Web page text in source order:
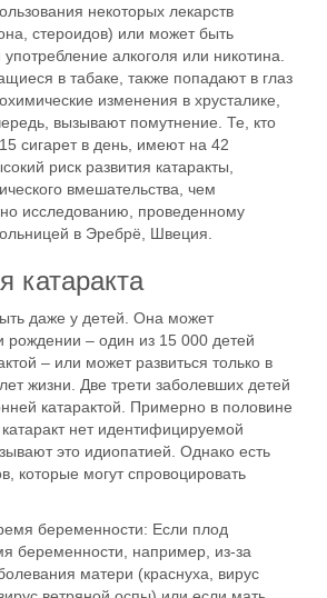
некоторых лекарств
стероидов) или может быть
алкоголя или никотина.
в табаке, также попадают в глаз
изменения в хрусталике,
вызывают помутнение. Те, кто
сигарет в день, имеют на 42
риск развития катаракты,
вмешательства, чем
исследованию, проведенному
в Эребрё, Швеция.
катаракта
даже у детей. Она может
рождении – один из 15 000 детей
– или может развиться только в
жизни. Две трети заболевших детей
катарактой. Примерно в половине
нет идентифицируемой
это идиопатией. Однако есть
которые могут спровоцировать
беременности: Если плод
беременности, например, из-за
матери (краснуха, вирус